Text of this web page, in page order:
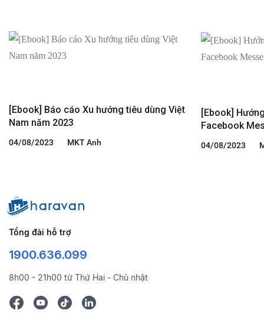
[Ebook] Báo cáo Xu hướng tiêu dùng Việt
Nam năm 2023
04/08/2023 MKT Anh
[Ebook]
Facebook
04/08/2023
Tổng đài hỗ trợ
1900.636.099
8h00 - 21h00 từ Thứ Hai - Chủ nhật